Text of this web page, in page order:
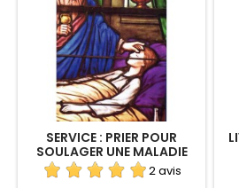
SERVICE : PRIER POUR
SOULAGER UNE MALADIE
2 avis